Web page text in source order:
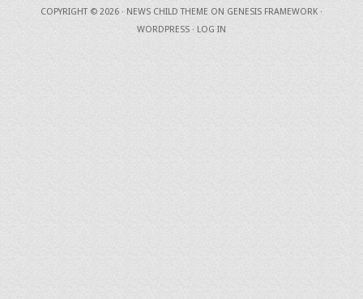
COPYRIGHT © 2026 · NEWS CHILD THEME ON GENESIS FRAMEWORK ·
WORDPRESS · LOG IN